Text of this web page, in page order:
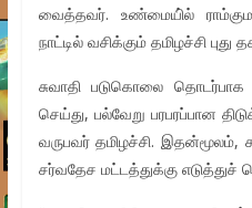
வைத்தவர். உண்மையி்ல்
நாட்டில் வசிக்கும் தமிழச்சி
சுவாதி படுகொலை தொடர்பாக
செய்து, பல்வேறு பரபரப்பான
வருபவர் தமிழச்சி. இதன்மூலம்,
சர்வதேச மட்டத்துக்கு எடுத்துச்